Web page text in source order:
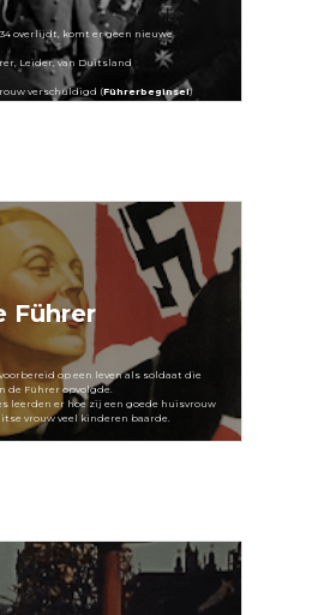
overlijdt, komt er geen nieuwe
Leider, van Duitsland
verschuldigd (Führerbeginsel)
Führer
op een leven als soldaat die
de Führer opvolgde.
leerden er hoe zij een goede huisvrouw
vrouw veel kinderen baarde.